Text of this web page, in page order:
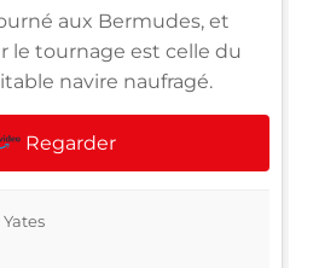
aux Bermudes, et
le tournage est celle du
navire naufragé.
Regarder